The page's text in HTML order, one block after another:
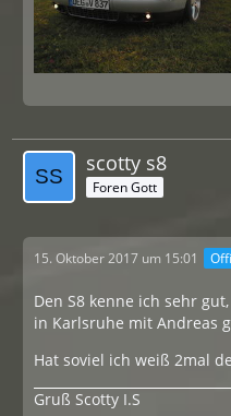
scotty s8
Foren Gott
15. Oktober 2017 um 15:01
Den S8 kenne ich sehr
in Karlsruhe mit Andreas
Hat soviel ich weiß 2mal
Gruß Scotty I.S